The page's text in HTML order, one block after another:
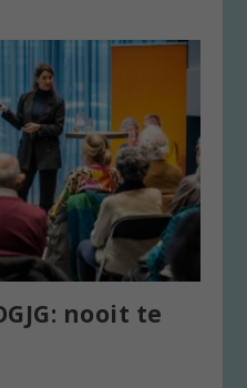
nooit te